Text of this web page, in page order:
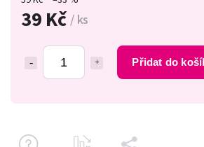
39 Kč/ ks
Přidat do